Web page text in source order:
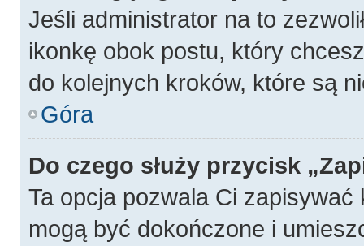
Jeśli administrator na to
ikonkę obok postu, który
do kolejnych kroków, które są
Góra
Do czego służy przycisk
Ta opcja pozwala Ci
mogą być dokończone i